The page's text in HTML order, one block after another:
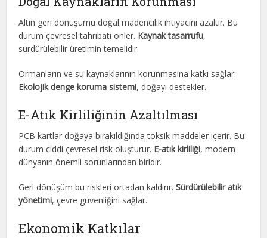
Altın geri dönüşümü doğal madencilik ihtiyacını azaltır. Bu
durum çevresel tahribatı önler. Kaynak tasarrufu,
sürdürülebilir üretimin temelidir.
Ormanların ve su kaynaklarının korunmasına katkı sağlar.
Ekolojik denge koruma sistemi, doğayı destekler.
E-Atık Kirliliğinin Azaltılması
PCB kartlar doğaya bırakıldığında toksik maddeler içerir. Bu
durum ciddi çevresel risk oluşturur. E-atık kirliliği, modern
dünyanın önemli sorunlarından biridir.
Geri dönüşüm bu riskleri ortadan kaldırır.Sürdürülebilir atık
yönetimi, çevre güvenliğini sağlar.
Ekonomik Katkılar